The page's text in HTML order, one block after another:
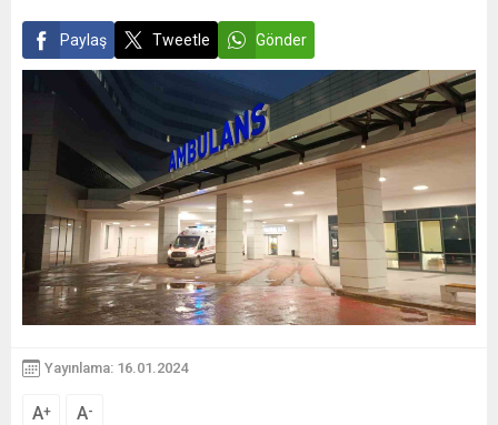
Paylaş Tweetle Gönder
Yayınlama: 16.01.2024
A+ A-